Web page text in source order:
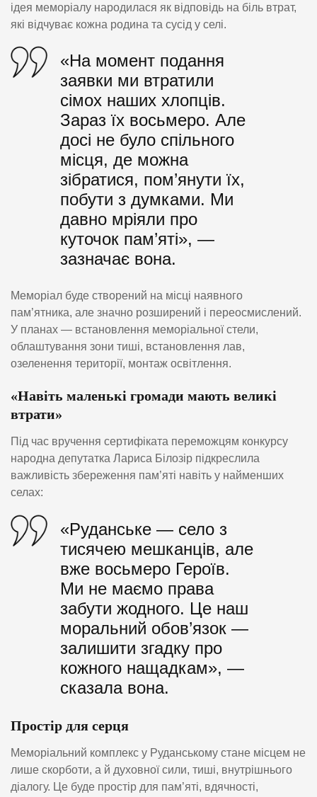
ідея меморіалу народилася як відповідь на біль втрат,
які відчуває кожна родина та сусід у селі.
«На момент подання
заявки ми втратили
сімох наших хлопців.
Зараз їх восьмеро. Але
досі не було спільного
місця, де можна
зібратися, пом’янути їх,
побути з думками. Ми
давно мріяли про
куточок пам’яті», —
зазначає вона.
Меморіал буде створений на місці наявного
пам’ятника, але значно розширений і переосмислений.
У планах — встановлення меморіальної стели,
облаштування зони тиші, встановлення лав,
озеленення території, монтаж освітлення.
«Навіть маленькі громади мають великі
втрати»
Під час вручення сертифіката переможцям конкурсу
народна депутатка Лариса Білозір підкреслила
важливість збереження пам’яті навіть у найменших
селах:
«Руданське — село з
тисячею мешканців, але
вже восьмеро Героїв.
Ми не маємо права
забути жодного. Це наш
моральний обов’язок —
залишити згадку про
кожного нащадкам», —
сказала вона.
Простір для серця
Меморіальний комплекс у Руданському стане місцем не
лише скорботи, а й духовної сили, тиші, внутрішнього
діалогу. Це буде простір для пам’яті, вдячності,